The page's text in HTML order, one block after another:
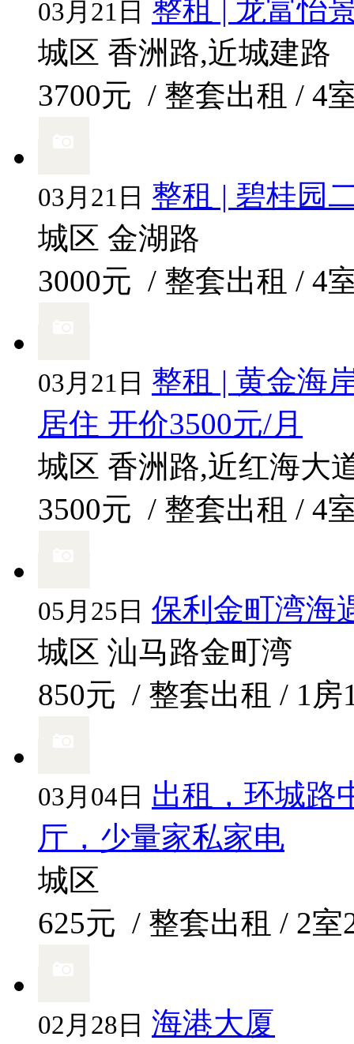
03月21日 整租 | 龙富怡
城区 香洲路,近城建路
3700元 / 整套出租 / 4
03月21日 整租 | 碧桂园
城区 金湖路
3000元 / 整套出租 / 4
03月21日 整租 | 黄金海
居住 开价3500元/月
城区 香洲路,近红海大
3500元 / 整套出租 / 4
05月25日 保利金町湾海
城区 汕马路金町湾
850元 / 整套出租 / 1房
03月04日 出租，环城路
厅，少量家私家电
城区
625元 / 整套出租 / 2室
02月28日 海港大厦